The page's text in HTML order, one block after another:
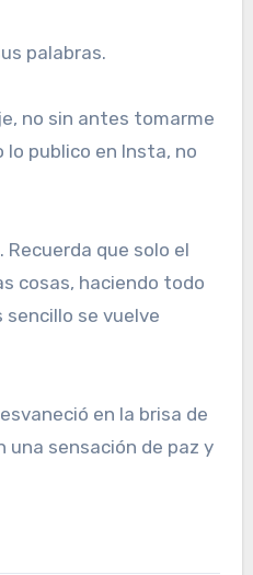
palabras.
no sin antes tomarme
lo publico en Insta, no
que solo el
cosas, haciendo todo
sencillo se vuelve
en la brisa de
una sensación de paz y